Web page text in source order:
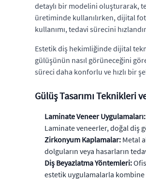
detaylı bir modelini oluşturarak,
üretiminde kullanılırken, dijital
kullanımı, tedavi sürecini
Estetik diş hekimliğinde dijital
gülüşünün nasıl görüneceğini
süreci daha konforlu ve hızlı bir
Gülüş Tasarımı Teknikleri
Laminate Veneer Uygulamaları:
Laminate veneerler, doğal diş
Zirkonyum Kaplamalar: Metal
dolguların veya hasarların
Diş Beyazlatma Yöntemleri:
estetik uygulamalarla kombine